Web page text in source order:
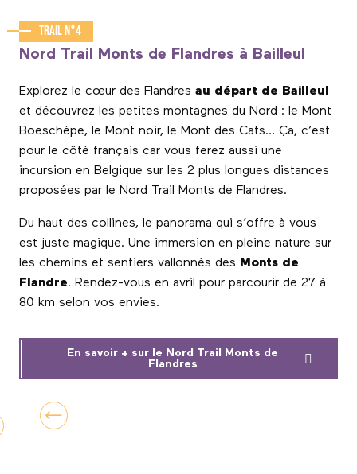
Trail n°4
Nord Trail Monts de Flandres à Bailleul
Explorez le cœur des Flandres au départ de Bailleul
et découvrez les petites montagnes du Nord : le Mont
Boeschèpe, le Mont noir, le Mont des Cats… Ça, c’est
pour le côté français car vous ferez aussi une
incursion en Belgique sur les 2 plus longues distances
proposées par le Nord Trail Monts de Flandres.
Du haut des collines, le panorama qui s’offre à vous
est juste magique. Une immersion en pleine nature sur
les chemins et sentiers vallonnés des Monts de
Flandre. Rendez-vous en avril pour parcourir de 27 à
80 km selon vos envies.
En savoir + sur le Nord Trail Monts de
Flandres